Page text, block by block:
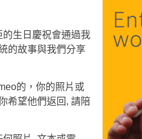
生日慶祝會通過我
的故事與​​我們分享
的，你的照片或
希望他們返回, 請陪